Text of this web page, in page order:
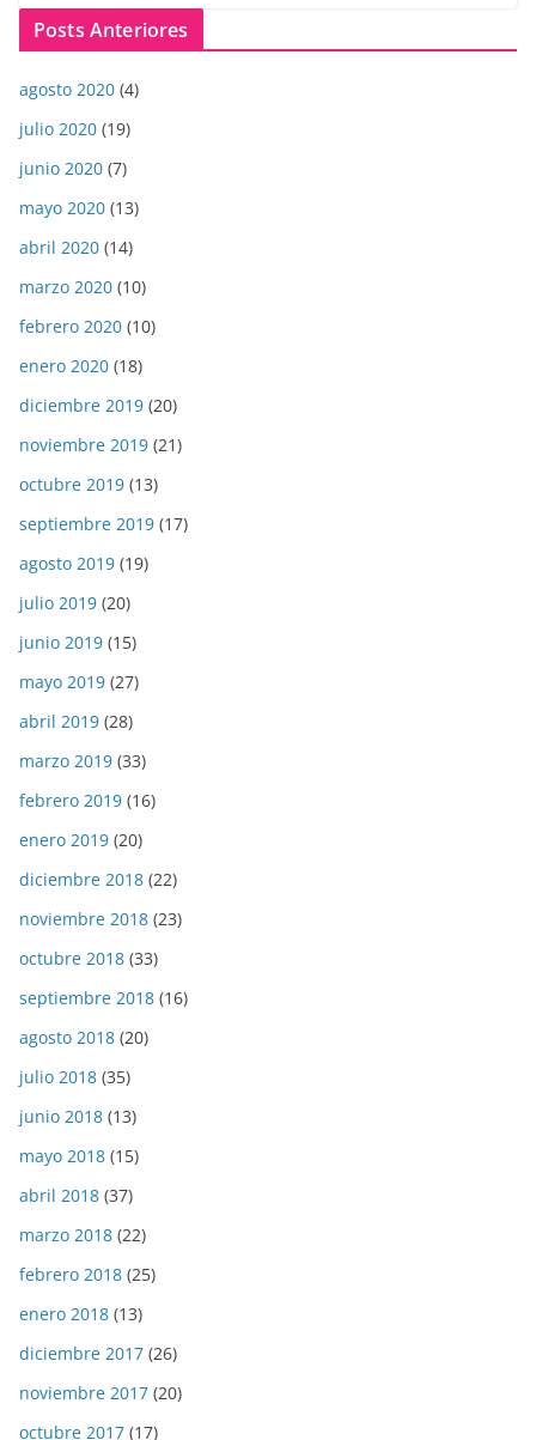
Posts Anteriores
agosto 2020 (4)
julio 2020 (19)
junio 2020 (7)
mayo 2020 (13)
abril 2020 (14)
marzo 2020 (10)
febrero 2020 (10)
enero 2020 (18)
diciembre 2019 (20)
noviembre 2019 (21)
octubre 2019 (13)
septiembre 2019 (17)
agosto 2019 (19)
julio 2019 (20)
junio 2019 (15)
mayo 2019 (27)
abril 2019 (28)
marzo 2019 (33)
febrero 2019 (16)
enero 2019 (20)
diciembre 2018 (22)
noviembre 2018 (23)
octubre 2018 (33)
septiembre 2018 (16)
agosto 2018 (20)
julio 2018 (35)
junio 2018 (13)
mayo 2018 (15)
abril 2018 (37)
marzo 2018 (22)
febrero 2018 (25)
enero 2018 (13)
diciembre 2017 (26)
noviembre 2017 (20)
octubre 2017 (17)